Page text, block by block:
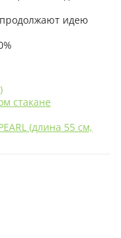
идею
стакане
(длина 55 см,